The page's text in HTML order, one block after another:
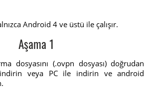
Android 4 ve üstü ile çalışır.
Aşama 1
dosyasını (.ovpn dosyası) doğrudan
indirin veya PC ile indirin ve android